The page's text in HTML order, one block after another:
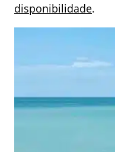
disponibilidade.